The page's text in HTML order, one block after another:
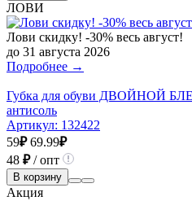
ЛОВИ
Лови скидку! -30% весь август!
до 31 августа 2026
Подробнее →
Губка для обуви ДВОЙНОЙ
антисоль
Артикул: 132422
59₽ 69.99₽
48 ₽/ опт
В корзину
Акция